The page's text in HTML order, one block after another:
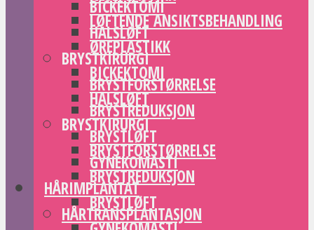
BICKEKTOMI
HALSLØFT
BRYSTKIRURGI
BRYSTFORSTØRRELSE
BRYSTREDUKSJON
BRYSTLØFT
GYNEKOMASTI
HÅRIMPLANTAT
HÅRTRANSPLANTASJON
LØFTENDE ANSIKTSBEHANDLING
ØREPLASTIKK
BICKEKTOMI
HALSLØFT
BRYSTKIRURGI
BRYSTFORSTØRRELSE
BRYSTREDUKSJON
BRYSTLØFT